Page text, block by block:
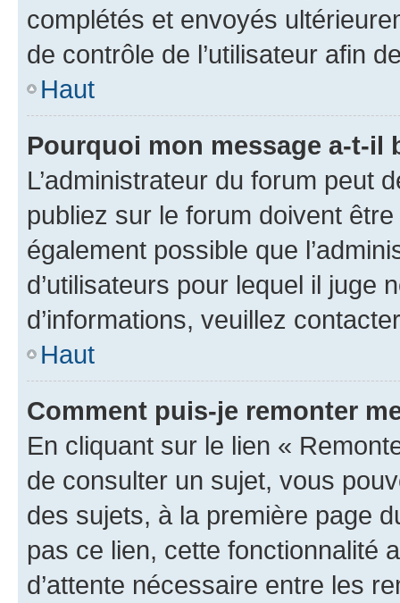
complétés et envoyés
de contrôle de l’utilisateur afin
Haut
Pourquoi mon message a-t-il
L’administrateur du forum peut
publiez sur le forum doivent
également possible que
d’utilisateurs pour lequel il juge
d’informations, veuillez
Haut
Comment puis-je remonter
En cliquant sur le lien «
de consulter un sujet, vous
des sujets, à la première page
pas ce lien, cette fonctionnalité
d’attente nécessaire entre les